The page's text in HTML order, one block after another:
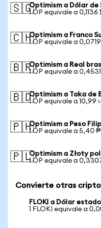
🇸🇬Optimism a Dólar de
1 OP equivale a 0,1136
🇨🇭Optimism a Franco
1 OP equivale a
🇧🇷Optimism a Real
1 OP equivale a 0,4531
🇧🇩Optimism a Taka de
1 OP equivale a 10,99 ৳
🇵🇭Optimism a Peso
1 OP equivale a 5,40 ₱
🇵🇱Optimism a Złoty
1 OP equivale a
Convierte otras
FLOKI a Dólar
1 FLOKI equivale a